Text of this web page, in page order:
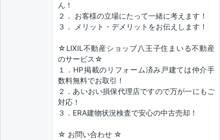
ん！
２． お客様の立場にたって一緒に考えます！
３． メリット・デメリットをお伝えします！
☆LIXIL不動産ショップ八王子住まいる不動産
のサービス☆
１．HP掲載のリフォーム済み戸建ては仲介手
数料無料でお取引！
２．あいおい損保代理店ですので万が一にもご
対応！
３．ERA建物状況検査で安心の中古売却！
☆ お問い合わせ ☆